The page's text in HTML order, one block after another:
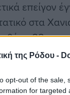
της Ρόδου -
opt-out of the sale,
for targeted
επείγον
στα
θύμα